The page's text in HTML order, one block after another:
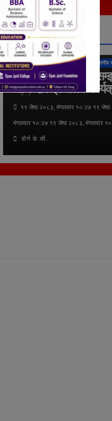
अन्तर्राष्ट्रिय कुराकानी तुलसीपुर
राजनीति लुम्बिनी प्रदेश समाचार स्थानीय
दिवंगत राजपरिवारको
आज दीप प्रज्वलन
गरिने
१९ जेष्ठ २०८३, मंगलवार १०:२७ १९
मंगलवार १०:२७ १९ जेष्ठ २०८३, मंगलवार
दोर्ण के.सी.